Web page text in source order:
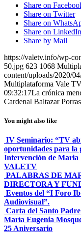
Share on
Share on Twitter
Share on
Share on LinkedIn
Share by Mail
https://valetv.info/wp-
50.jpg 623 1068
content/uploads/2020/
Multiplataforma Vale
09:32:17La crónica
Cardenal Baltazar
You might also like
IV Seminario: “TV
oportunidades para la
Intervención de Maria
VALETV
PALABRAS DE
DIRECTORA Y
Eventos del “I Foro
Audiovisual”.
Carta del Santo
María Eugenia
25 Aniversario